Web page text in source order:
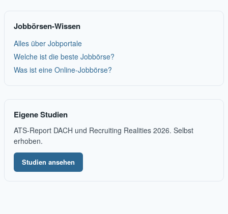
Jobbörsen-Wissen
Alles über Jobportale
Welche ist die beste Jobbörse?
Was ist eine Online-Jobbörse?
Eigene Studien
ATS-Report DACH und Recruiting Realities 2026. Selbst
erhoben.
Studien ansehen